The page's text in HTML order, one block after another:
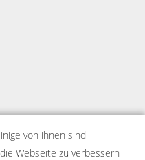
von ihnen sind
Webseite zu verbessern